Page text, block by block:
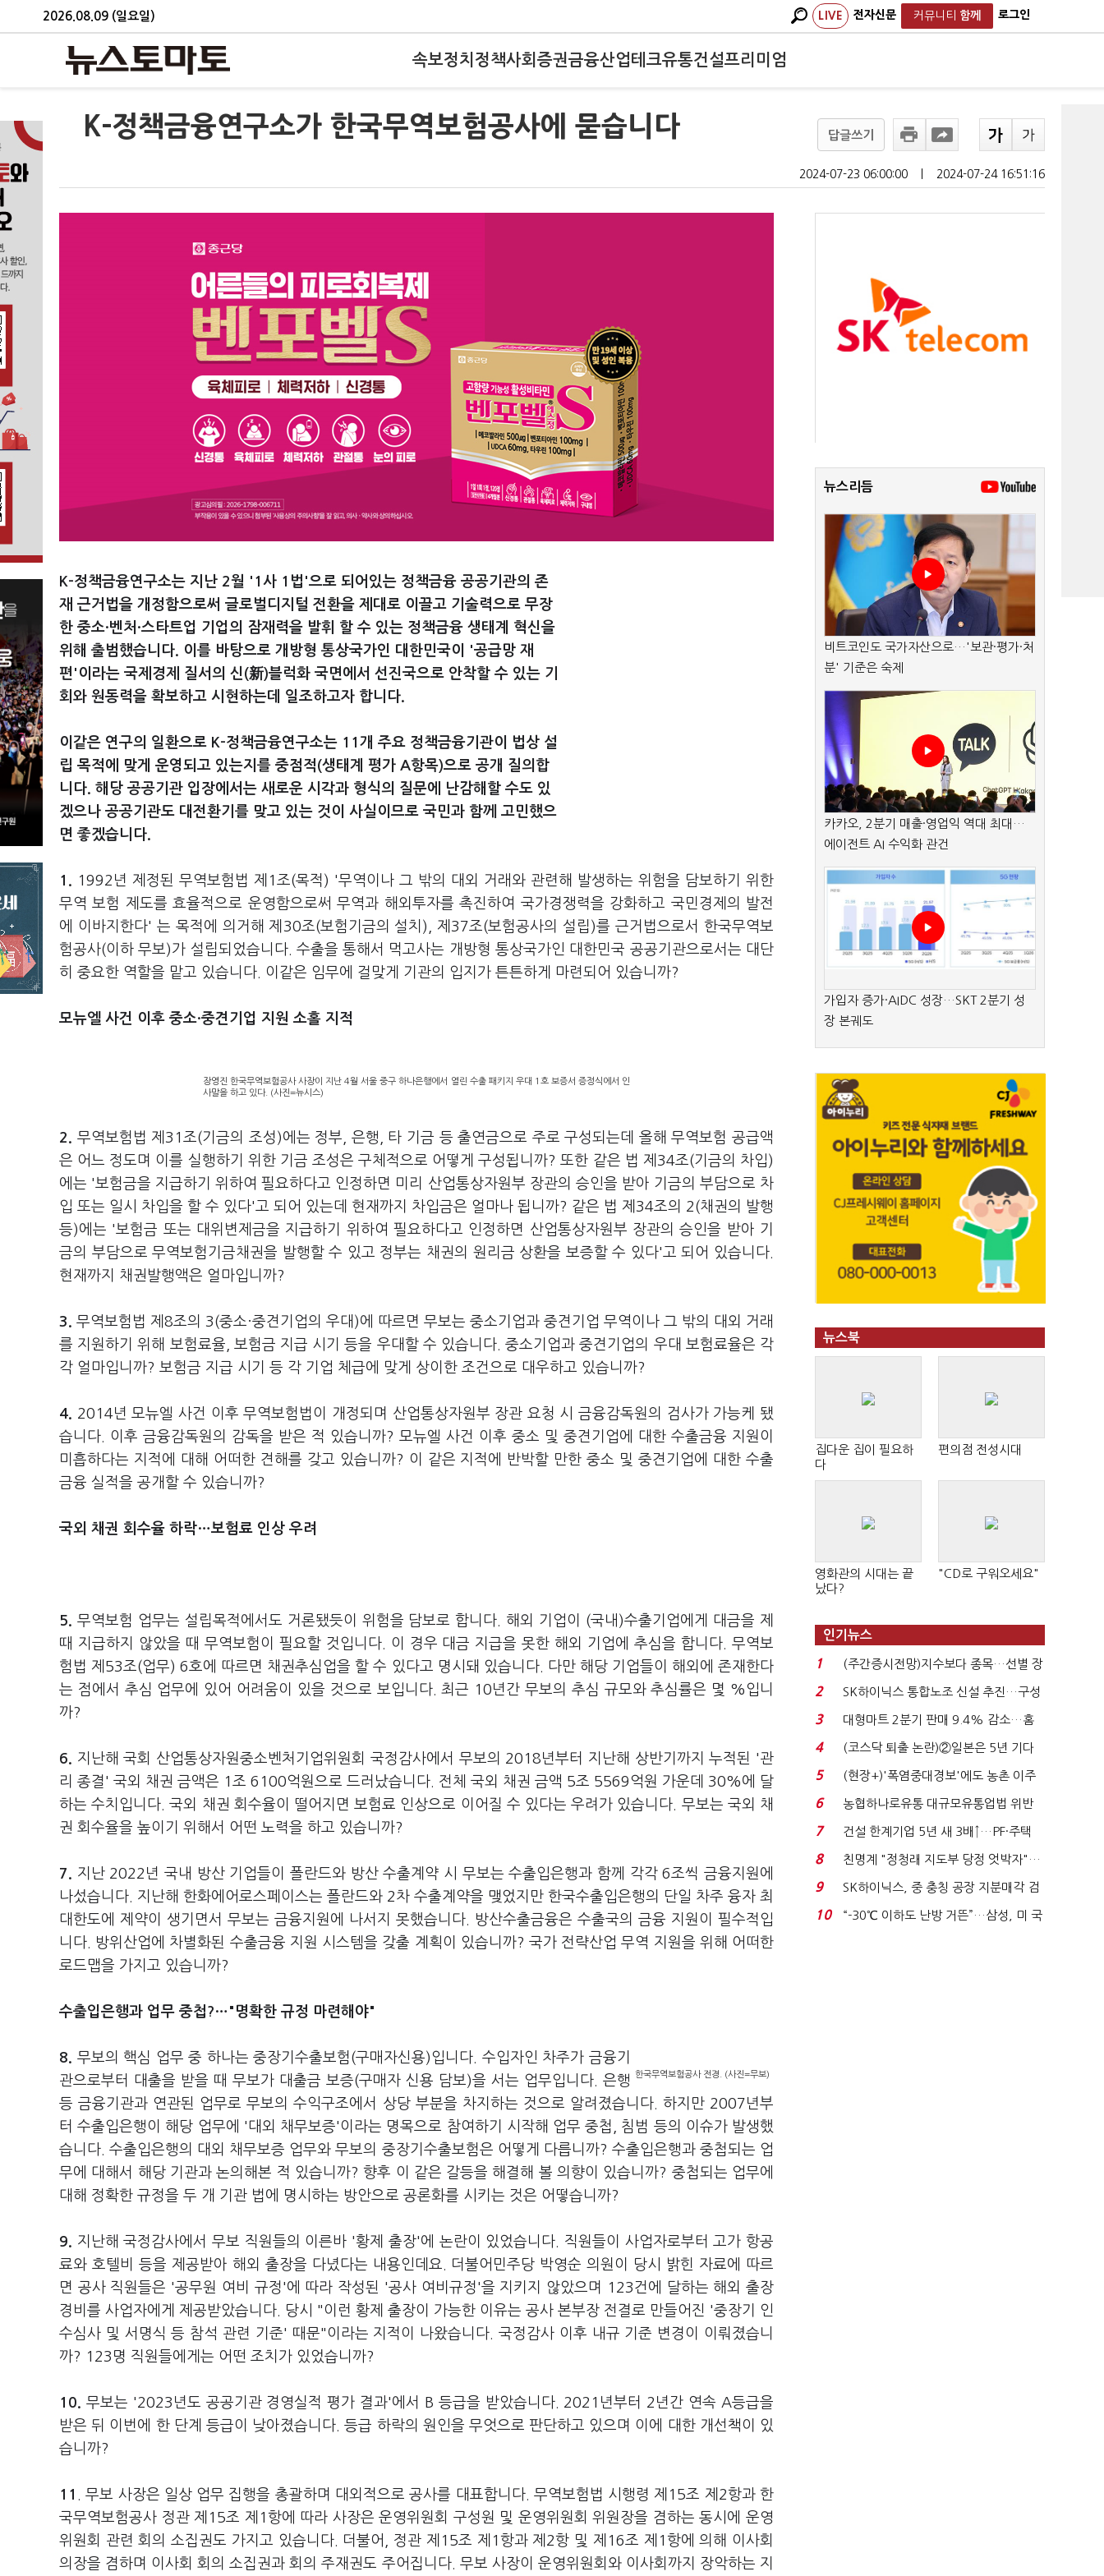
2026.08.09 (일요일) LIVE 전자신문 커뮤니티 함께 로그인
속보정치 정책사회 증권금융산업테크유통건설프리미엄
K-정책금융연구소가 한국무역보험공사에 묻습니다 답글쓰기
2024-07-23 06:00:00 2024-07-24 16:51:16
K-정책금융연구소는 지난 2월 '1사 1법'으로 되어있는 정책금융 공공기관의 존
재 근거법을 개정함으로써 글로벌디지털 전환을 제대로 이끌고 기술력으로 무장
한 중소·벤처·스타트업 기업의 잠재력을 발휘 할 수 있는 정책금융 생태계 혁신을
위해 출범했습니다. 이를 바탕으로 개방형 통상국가인 대한민국이 '공급망 재
편'이라는 국제경제 질서의 신(新)블럭화 국면에서 선진국으로 안착할 수 있는 기
회와 원동력을 확보하고 시현하는데 일조하고자 합니다.
이같은 연구의 일환으로 K-정책금융연구소는 11개 주요 정책금융기관이 법상 설
립 목적에 맞게 운영되고 있는지를 중점적(생태계 평가 A항목)으로 공개 질의합
니다. 해당 공공기관 입장에서는 새로운 시각과 형식의 질문에 난감해할 수도 있
겠으나 공공기관도 대전환기를 맞고 있는 것이 사실이므로 국민과 함께 고민했으
면 좋겠습니다.
1. 1992년 제정된 무역보험법 제1조(목적) '무역이나 그 밖의 대외 거래와 관련해 발생하는 위험을 담보하기 위한
무역 보험 제도를 효율적으로 운영함으로써 무역과 해외투자를 촉진하여 국가경쟁력을 강화하고 국민경제의 발전
에 이바지한다' 는 목적에 의거해 제30조(보험기금의 설치), 제37조(보험공사의 설립)를 근거법으로서 한국무역보
험공사(이하 무보)가 설립되었습니다. 수출을 통해서 먹고사는 개방형 통상국가인 대한민국 공공기관으로서는 대단
히 중요한 역할을 맡고 있습니다. 이같은 임무에 걸맞게 기관의 입지가 튼튼하게 마련되어 있습니까?
모뉴엘 사건 이후 중소·중견기업 지원 소홀 지적
장영진 한국무역보험공사 사장이 지난 4월 서울 중구 하나은행에서 열린 수출 패키지 우대 1호 보증서 증정식에서 인
사말을 하고 있다. (사진=뉴시스)
2. 무역보험법 제31조(기금의 조성)에는 정부, 은행, 타 기금 등 출연금으로 주로 구성되는데 올해 무역보험 공급액
은 어느 정도며 이를 실행하기 위한 기금 조성은 구체적으로 어떻게 구성됩니까? 또한 같은 법 제34조(기금의 차입)
에는 '보험금을 지급하기 위하여 필요하다고 인정하면 미리 산업통상자원부 장관의 승인을 받아 기금의 부담으로 차
입 또는 일시 차입을 할 수 있다'고 되어 있는데 현재까지 차입금은 얼마나 됩니까? 같은 법 제34조의 2(채권의 발행
등)에는 '보험금 또는 대위변제금을 지급하기 위하여 필요하다고 인정하면 산업통상자원부 장관의 승인을 받아 기
금의 부담으로 무역보험기금채권을 발행할 수 있고 정부는 채권의 원리금 상환을 보증할 수 있다'고 되어 있습니다.
현재까지 채권발행액은 얼마입니까?
3. 무역보험법 제8조의 3(중소·중견기업의 우대)에 따르면 무보는 중소기업과 중견기업 무역이나 그 밖의 대외 거래
를 지원하기 위해 보험료율, 보험금 지급 시기 등을 우대할 수 있습니다. 중소기업과 중견기업의 우대 보험료율은 각
각 얼마입니까? 보험금 지급 시기 등 각 기업 체급에 맞게 상이한 조건으로 대우하고 있습니까?
4. 2014년 모뉴엘 사건 이후 무역보험법이 개정되며 산업통상자원부 장관 요청 시 금융감독원의 검사가 가능케 됐
습니다. 이후 금융감독원의 감독을 받은 적 있습니까? 모뉴엘 사건 이후 중소 및 중견기업에 대한 수출금융 지원이
미흡하다는 지적에 대해 어떠한 견해를 갖고 있습니까? 이 같은 지적에 반박할 만한 중소 및 중견기업에 대한 수출
금융 실적을 공개할 수 있습니까?
국외 채권 회수율 하락…보험료 인상 우려
5. 무역보험 업무는 설립목적에서도 거론됐듯이 위험을 담보로 합니다. 해외 기업이 (국내)수출기업에게 대금을 제
때 지급하지 않았을 때 무역보험이 필요할 것입니다. 이 경우 대금 지급을 못한 해외 기업에 추심을 합니다. 무역보
험법 제53조(업무) 6호에 따르면 채권추심업을 할 수 있다고 명시돼 있습니다. 다만 해당 기업들이 해외에 존재한다
는 점에서 추심 업무에 있어 어려움이 있을 것으로 보입니다. 최근 10년간 무보의 추심 규모와 추심률은 몇 %입니
까?
6. 지난해 국회 산업통상자원중소벤처기업위원회 국정감사에서 무보의 2018년부터 지난해 상반기까지 누적된 '관
리 종결' 국외 채권 금액은 1조 6100억원으로 드러났습니다. 전체 국외 채권 금액 5조 5569억원 가운데 30%에 달
하는 수치입니다. 국외 채권 회수율이 떨어지면 보험료 인상으로 이어질 수 있다는 우려가 있습니다. 무보는 국외 채
권 회수율을 높이기 위해서 어떤 노력을 하고 있습니까?
7. 지난 2022년 국내 방산 기업들이 폴란드와 방산 수출계약 시 무보는 수출입은행과 함께 각각 6조씩 금융지원에
나섰습니다. 지난해 한화에어로스페이스는 폴란드와 2차 수출계약을 맺었지만 한국수출입은행의 단일 차주 융자 최
대한도에 제약이 생기면서 무보는 금융지원에 나서지 못했습니다. 방산수출금융은 수출국의 금융 지원이 필수적입
니다. 방위산업에 차별화된 수출금융 지원 시스템을 갖출 계획이 있습니까? 국가 전략산업 무역 지원을 위해 어떠한
로드맵을 가지고 있습니까?
수출입은행과 업무 중첩?…"명확한 규정 마련해야"
한국무역보험공사 전경. (사진=무보)
8. 무보의 핵심 업무 중 하나는 중장기수출보험(구매자신용)입니다. 수입자인 차주가 금융기
관으로부터 대출을 받을 때 무보가 대출금 보증(구매자 신용 담보)을 서는 업무입니다. 은행
등 금융기관과 연관된 업무로 무보의 수익구조에서 상당 부분을 차지하는 것으로 알려졌습니다. 하지만 2007년부
터 수출입은행이 해당 업무에 '대외 채무보증'이라는 명목으로 참여하기 시작해 업무 중첩, 침범 등의 이슈가 발생했
습니다. 수출입은행의 대외 채무보증 업무와 무보의 중장기수출보험은 어떻게 다릅니까? 수출입은행과 중첩되는 업
무에 대해서 해당 기관과 논의해본 적 있습니까? 향후 이 같은 갈등을 해결해 볼 의향이 있습니까? 중첩되는 업무에
대해 정확한 규정을 두 개 기관 법에 명시하는 방안으로 공론화를 시키는 것은 어떻습니까?
9. 지난해 국정감사에서 무보 직원들의 이른바 '황제 출장'에 논란이 있었습니다. 직원들이 사업자로부터 고가 항공
료와 호텔비 등을 제공받아 해외 출장을 다녔다는 내용인데요. 더불어민주당 박영순 의원이 당시 밝힌 자료에 따르
면 공사 직원들은 '공무원 여비 규정'에 따라 작성된 '공사 여비규정'을 지키지 않았으며 123건에 달하는 해외 출장
경비를 사업자에게 제공받았습니다. 당시 "이런 황제 출장이 가능한 이유는 공사 본부장 전결로 만들어진 '중장기 인
수심사 및 서명식 등 참석 관련 기준' 때문"이라는 지적이 나왔습니다. 국정감사 이후 내규 기준 변경이 이뤄졌습니
까? 123명 직원들에게는 어떤 조치가 있었습니까?
10. 무보는 '2023년도 공공기관 경영실적 평가 결과'에서 B 등급을 받았습니다. 2021년부터 2년간 연속 A등급을
받은 뒤 이번에 한 단계 등급이 낮아졌습니다. 등급 하락의 원인을 무엇으로 판단하고 있으며 이에 대한 개선책이 있
습니까?
11
. 무보 사장은 일상 업무 집행을 총괄하며 대외적으로 공사를 대표합니다. 무역보험법 시행령 제15조 제2항과 한
국무역보험공사 정관 제15조 제1항에 따라 사장은 운영위원회 구성원 및 운영위원회 위원장을 겸하는 동시에 운영
위원회 관련 회의 소집권도 가지고 있습니다. 더불어, 정관 제15조 제1항과 제2항 및 제16조 제1항에 의해 이사회
의장을 겸하며 이사회 회의 소집권과 회의 주재권도 주어집니다. 무보 사장이 운영위원회와 이사회까지 장악하는 지
뉴스리듬
비트코인도 국가자산으로…'보관·평가·처
분' 기준은 숙제
카카오, 2분기 매출·영업익 역대 최대…
에이전트 AI 수익화 관건
가입자 증가·AIDC 성장…SKT 2분기 성
장 본궤도
뉴스북
집다운 집이 필요하
다
편의점 전성시대
영화관의 시대는 끝
났다?
"CD로 구워오세요"
인기뉴스
1
(주간증시전망)지수보다 종목…선별 장
세 이어진다...
2
SK하이닉스 통합노조 신설 추진…구성
원 간 성과급 불...
3
대형마트 2분기 판매 9.4% 감소…홈
플러스 사태 여파...
4
(코스닥 퇴출 논란)②일본은 5년 기다
려주는데 우리는 ...
5
(현장+)'폭염중대경보'에도 농촌 이주
노동자는 강행군…'야...
6
농협하나로유통 대규모유통업법 위반
적발…공정위, 과...
7
건설 한계기업 5년 새 3배↑…PF·주택
침체에 재무 ...
8
친명계 "정청래 지도부 당정 엇박자"…
친청계 "신천지 오...
9
SK하이닉스, 중 충칭 공장 지분매각 검
토?…“확정된 바...
10
“-30℃ 이하도 난방 거뜬”…삼성, 미 국